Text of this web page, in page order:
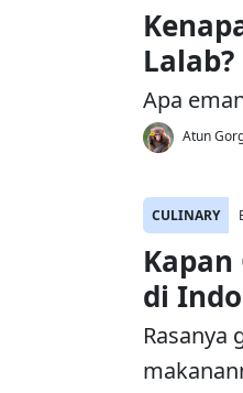
Lalab?
Apa
Atun
CULINARY
di
Rasanya